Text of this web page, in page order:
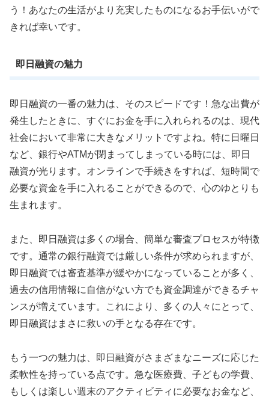
う！あなたの生活がより充実したものになるお手伝いがで
きれば幸いです。
即日融資の魅力
即日融資の一番の魅力は、そのスピードです！急な出費が
発生したときに、すぐにお金を手に入れられるのは、現代
社会において非常に大きなメリットですよね。特に日曜日
など、銀行やATMが閉まってしまっている時には、即日
融資が光ります。オンラインで手続きをすれば、短時間で
必要な資金を手に入れることができるので、心のゆとりも
生まれます。
また、即日融資は多くの場合、簡単な審査プロセスが特徴
です。通常の銀行融資では厳しい条件が求められますが、
即日融資では審査基準が緩やかになっていることが多く、
過去の信用情報に自信がない方でも資金調達ができるチャ
ンスが増えています。これにより、多くの人々にとって、
即日融資はまさに救いの手となる存在です。
もう一つの魅力は、即日融資がさまざまなニーズに応じた
柔軟性を持っている点です。急な医療費、子どもの学費、
もしくは楽しい週末のアクティビティに必要なお金など、